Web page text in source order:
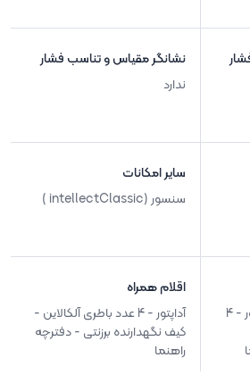
تب سنج دیجیتالی - آداپتور - 4
نشانگر مقیاس و تناسب فشار
ندارد
سایر امکانات
سنسور (intellectClassic )
اقلام همراه
آداپتور - 4 عدد باطری آلکالاین -
کیف نگهدارنده برزنتی - دفترچه
راهنما